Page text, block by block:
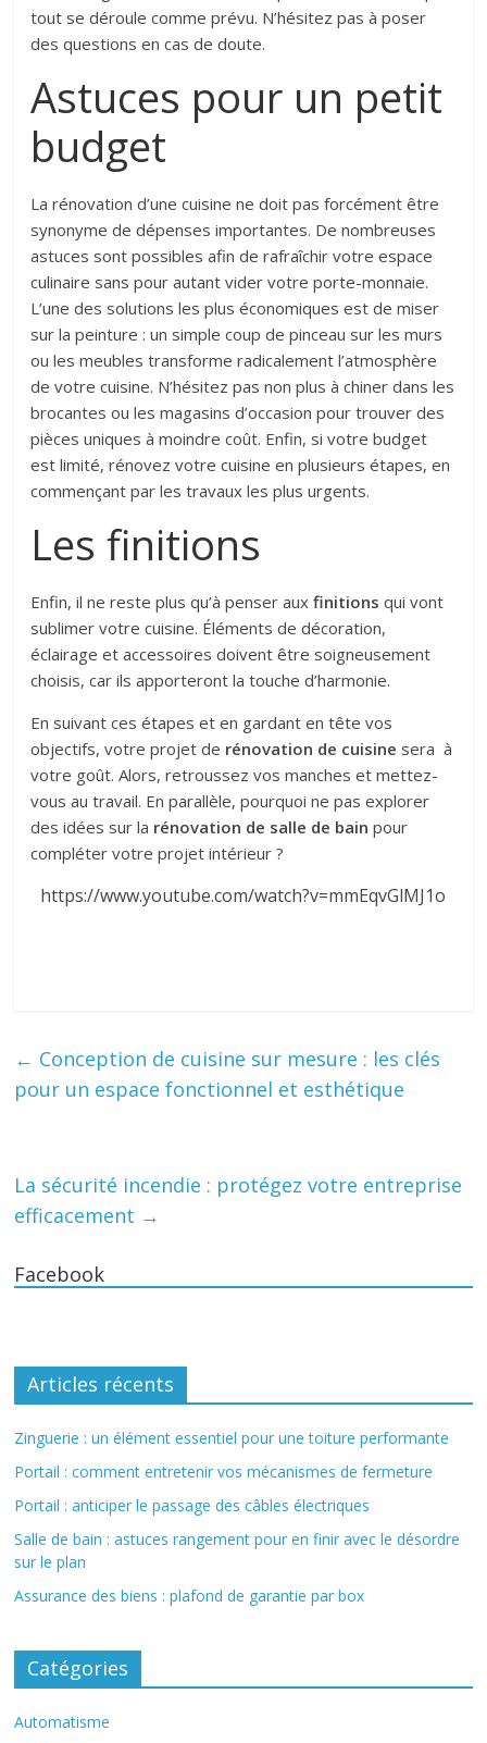
tout se déroule comme prévu. N’hésitez pas à poser
des questions en cas de doute.
Astuces pour un petit
budget
La rénovation d’une cuisine ne doit pas forcément être
synonyme de dépenses importantes. De nombreuses
astuces sont possibles afin de rafraîchir votre espace
culinaire sans pour autant vider votre porte-monnaie.
L’une des solutions les plus économiques est de miser
sur la peinture : un simple coup de pinceau sur les murs
ou les meubles transforme radicalement l’atmosphère
de votre cuisine. N’hésitez pas non plus à chiner dans les
brocantes ou les magasins d’occasion pour trouver des
pièces uniques à moindre coût. Enfin, si votre budget
est limité, rénovez votre cuisine en plusieurs étapes, en
commençant par les travaux les plus urgents.
Les finitions
Enfin, il ne reste plus qu’à penser auxfinitions qui vont
sublimer votre cuisine. Éléments de décoration,
éclairage et accessoires doivent être soigneusement
choisis, car ils apporteront la touche d’harmonie.
En suivant ces étapes et en gardant en tête vos
objectifs, votre projet de rénovation de cuisine sera à
votre goût. Alors, retroussez vos manches et mettez-
vous au travail. En parallèle, pourquoi ne pas explorer
des idées sur la rénovation de salle de bain pour
compléter votre projet intérieur ?
https://www.youtube.com/watch?v=mmEqvGlMJ1o
← Conception de cuisine sur mesure : les clés
pour un espace fonctionnel et esthétique
La sécurité incendie : protégez votre entreprise
efficacement →
Facebook
Articles récents
Zinguerie : un élément essentiel pour une toiture performante
Portail : comment entretenir vos mécanismes de fermeture
Portail : anticiper le passage des câbles électriques
Salle de bain : astuces rangement pour en finir avec le désordre
sur le plan
Assurance des biens : plafond de garantie par box
Catégories
Automatisme